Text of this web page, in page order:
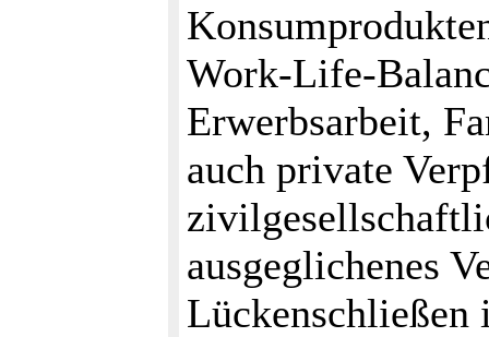
Work-Life-
Erwerbsarbeit,
auch private
ausgeglichenes
Lückenschließen